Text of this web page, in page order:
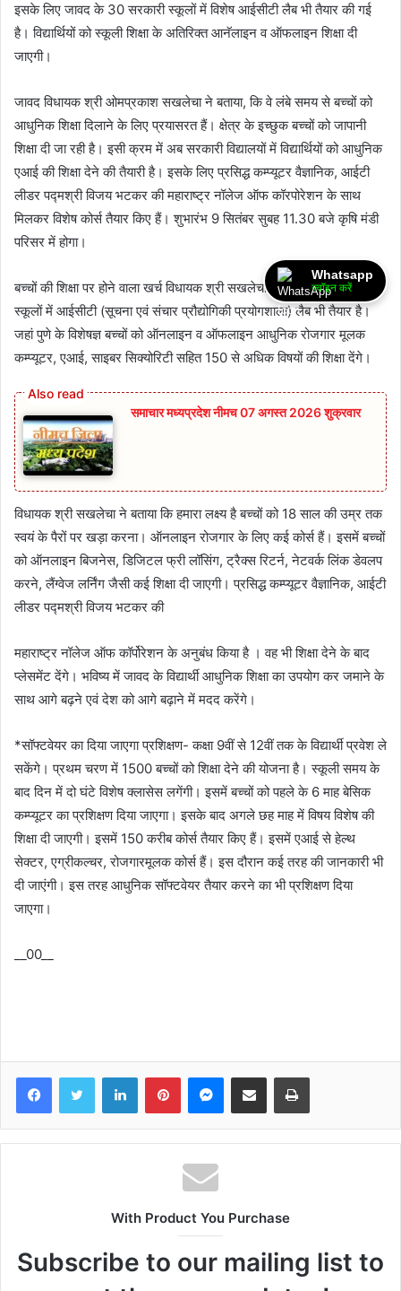
इसके लिए जावद के 30 सरकारी स्कूलों में विशेष आईसीटी लैब भी तैयार की गई
है। विद्यार्थियों को स्कूली शिक्षा के अतिरिक्त आनॅलाइन व ऑफलाइन शिक्षा दी
जाएगी।
जावद विधायक श्री ओमप्रकाश सखलेचा ने बताया, कि वे लंबे समय से बच्चों को
आधुनिक शिक्षा दिलाने के लिए प्रयासरत हैं। क्षेत्र के इच्छुक बच्चों को जापानी
शिक्षा दी जा रही है। इसी क्रम में अब सरकारी विद्यालयों में विद्यार्थियों को आधुनिक
एआई की शिक्षा देने की तैयारी है। इसके लिए प्रसिद्ध कम्प्यूटर वैज्ञानिक, आईटी
लीडर पद्मश्री विजय भटकर की महाराष्ट्र नॉलेज ऑफ कॉरपोरेशन के साथ
मिलकर विशेष कोर्स तैयार किए हैं। शुभारंभ 9 सितंबर सुबह 11.30 बजे कृषि मंडी
परिसर में होगा।
बच्चों की शिक्षा पर होने वाला खर्च विधायक श्री सखलेचा वहन करेंगे। करीब 30
स्कूलों में आईसीटी (सूचना एवं संचार प्रौद्योगिकी प्रयोगशाला) लैब भी तैयार है।
जहां पुणे के विशेषज्ञ बच्चों को ऑनलाइन व ऑफलाइन आधुनिक रोजगार मूलक
कम्प्यूटर, एआई, साइबर सिक्योरिटी सहित 150 से अधिक विषयों की शिक्षा देंगे।
समाचार मध्यप्रदेश नीमच 07 अगस्त 2026 शुक्रवार
विधायक श्री सखलेचा ने बताया कि हमारा लक्ष्य है बच्चों को 18 साल की उम्र तक
स्वयं के पैरों पर खड़ा करना। ऑनलाइन रोजगार के लिए कई कोर्स हैं। इसमें बच्चों
को ऑनलाइन बिजनेस, डिजिटल फ्री लॉसिंग, ट्रैक्स रिटर्न, नेटवर्क लिंक डेवलप
करने, लैंग्वेज लर्निंग जैसी कई शिक्षा दी जाएगी। प्रसिद्ध कम्प्यूटर वैज्ञानिक, आईटी
लीडर पद्मश्री विजय भटकर की
महाराष्ट्र नॉलेज ऑफ कॉर्पोरेशन के अनुबंध किया है । वह भी शिक्षा देने के बाद
प्लेसमेंट देंगे। भविष्य में जावद के विद्यार्थी आधुनिक शिक्षा का उपयोग कर जमाने के
साथ आगे बढ़ने एवं देश को आगे बढ़ाने में मदद करेंगे।
*सॉफ्टवेयर का दिया जाएगा प्रशिक्षण- कक्षा 9वीं से 12वीं तक के विद्यार्थी प्रवेश ले
सकेंगे। प्रथम चरण में 1500 बच्चों को शिक्षा देने की योजना है। स्कूली समय के
बाद दिन में दो घंटे विशेष क्लासेस लगेंगी। इसमें बच्चों को पहले के 6 माह बेसिक
कम्प्यूटर का प्रशिक्षण दिया जाएगा। इसके बाद अगले छह माह में विषय विशेष की
शिक्षा दी जाएगी। इसमें 150 करीब कोर्स तैयार किए हैं। इसमें एआई से हेल्थ
सेक्टर, एग्रीकल्चर, रोजगारमूलक कोर्स हैं। इस दौरान कई तरह की जानकारी भी
दी जाएंगी। इस तरह आधुनिक सॉफ्टवेयर तैयार करने का भी प्रशिक्षण दिया
जाएगा।
__00__
FacebookTwitter LinkedInPinterestMessenger
Share via Email Print
With Product You Purchase
Subscribe to our mailing list to
Whatsapp
ज्वॉइन करें